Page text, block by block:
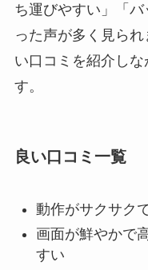
ち運びやすい」「
った声が多く見ら
い口コミを紹介し
す。
良い口コミ一覧
動作がサクサク
画面が鮮やかで
すい